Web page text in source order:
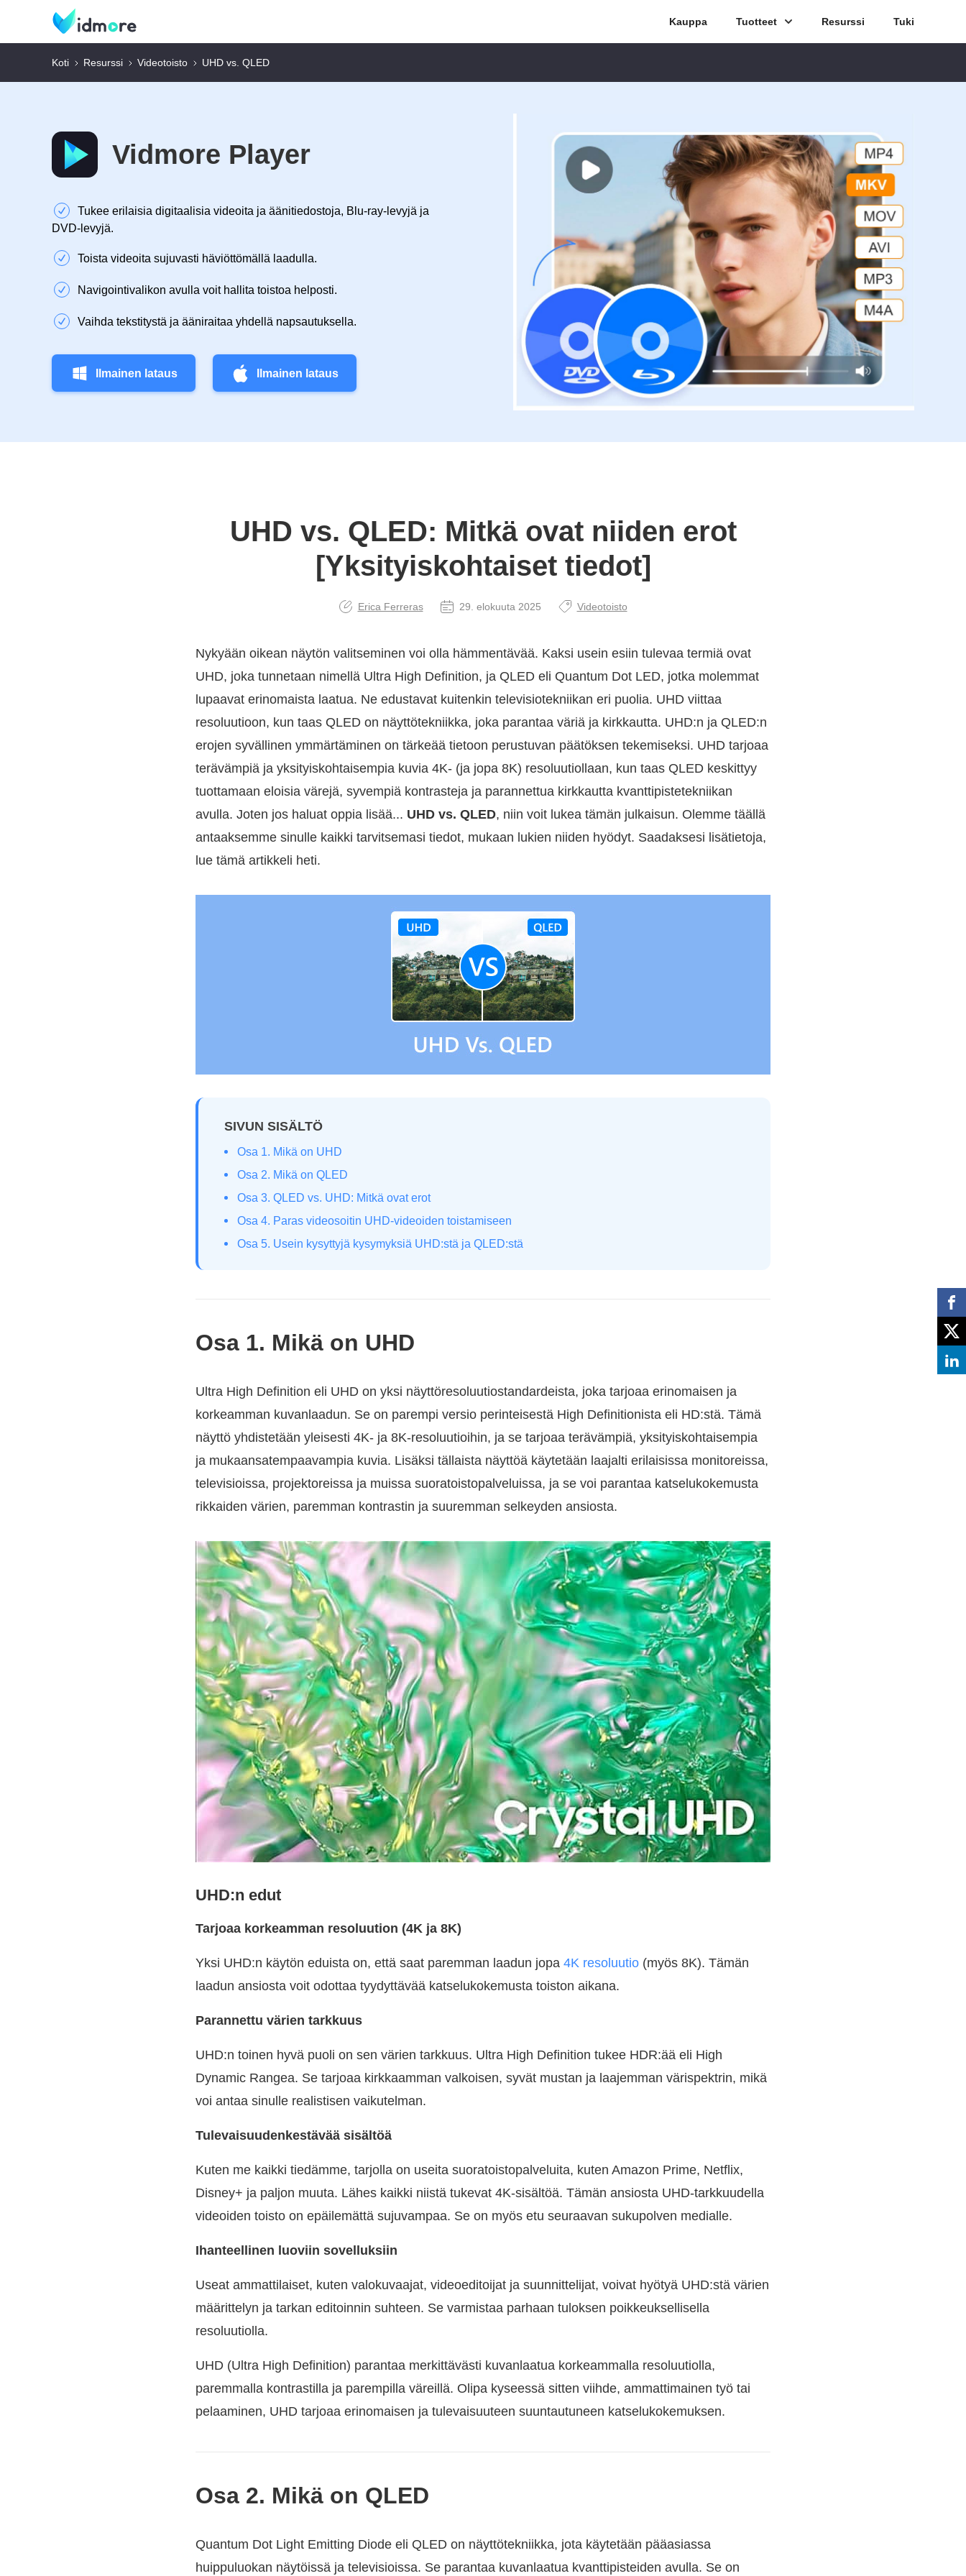
Kauppa Tuotteet Resurssi Tuki
Koti Resurssi Videotoisto UHD vs. QLED
Vidmore Player
Tukee erilaisia digitaalisia videoita ja äänitiedostoja, Blu-ray-levyjä ja
DVD-levyjä.
Toista videoita sujuvasti häviöttömällä laadulla.
Navigointivalikon avulla voit hallita toistoa helposti.
Vaihda tekstitystä ja ääniraitaa yhdellä napsautuksella.
Ilmainen lataus Ilmainen lataus
UHD vs. QLED: Mitkä ovat niiden erot
[Yksityiskohtaiset tiedot]
Erica Ferreras 29. elokuuta 2025 Videotoisto
Nykyään oikean näytön valitseminen voi olla hämmentävää. Kaksi usein esiin tulevaa termiä ovat
UHD, joka tunnetaan nimellä Ultra High Definition, ja QLED eli Quantum Dot LED, jotka molemmat
lupaavat erinomaista laatua. Ne edustavat kuitenkin televisiotekniikan eri puolia. UHD viittaa
resoluutioon, kun taas QLED on näyttötekniikka, joka parantaa väriä ja kirkkautta. UHD:n ja QLED:n
erojen syvällinen ymmärtäminen on tärkeää tietoon perustuvan päätöksen tekemiseksi. UHD tarjoaa
terävämpiä ja yksityiskohtaisempia kuvia 4K- (ja jopa 8K) resoluutiollaan, kun taas QLED keskittyy
tuottamaan eloisia värejä, syvempiä kontrasteja ja parannettua kirkkautta kvanttipistetekniikan
avulla. Joten jos haluat oppia lisää... UHD vs. QLED, niin voit lukea tämän julkaisun. Olemme täällä
antaaksemme sinulle kaikki tarvitsemasi tiedot, mukaan lukien niiden hyödyt. Saadaksesi lisätietoja,
lue tämä artikkeli heti.
SIVUN SISÄLTÖ
Osa 1. Mikä on UHD
Osa 2. Mikä on QLED
Osa 3. QLED vs. UHD: Mitkä ovat erot
Osa 4. Paras videosoitin UHD-videoiden toistamiseen
Osa 5. Usein kysyttyjä kysymyksiä UHD:stä ja QLED:stä
Osa 1. Mikä on UHD
Ultra High Definition eli UHD on yksi näyttöresoluutiostandardeista, joka tarjoaa erinomaisen ja
korkeamman kuvanlaadun. Se on parempi versio perinteisestä High Definitionista eli HD:stä. Tämä
näyttö yhdistetään yleisesti 4K- ja 8K-resoluutioihin, ja se tarjoaa terävämpiä, yksityiskohtaisempia
ja mukaansatempaavampia kuvia. Lisäksi tällaista näyttöä käytetään laajalti erilaisissa monitoreissa,
televisioissa, projektoreissa ja muissa suoratoistopalveluissa, ja se voi parantaa katselukokemusta
rikkaiden värien, paremman kontrastin ja suuremman selkeyden ansiosta.
UHD:n edut
Tarjoaa korkeamman resoluution (4K ja 8K)
Yksi UHD:n käytön eduista on, että saat paremman laadun jopa 4K resoluutio (myös 8K). Tämän
laadun ansiosta voit odottaa tyydyttävää katselukokemusta toiston aikana.
Parannettu värien tarkkuus
UHD:n toinen hyvä puoli on sen värien tarkkuus. Ultra High Definition tukee HDR:ää eli High
Dynamic Rangea. Se tarjoaa kirkkaamman valkoisen, syvät mustan ja laajemman värispektrin, mikä
voi antaa sinulle realistisen vaikutelman.
Tulevaisuudenkestävää sisältöä
Kuten me kaikki tiedämme, tarjolla on useita suoratoistopalveluita, kuten Amazon Prime, Netflix,
Disney+ ja paljon muuta. Lähes kaikki niistä tukevat 4K-sisältöä. Tämän ansiosta UHD-tarkkuudella
videoiden toisto on epäilemättä sujuvampaa. Se on myös etu seuraavan sukupolven medialle.
Ihanteellinen luoviin sovelluksiin
Useat ammattilaiset, kuten valokuvaajat, videoeditoijat ja suunnittelijat, voivat hyötyä UHD:stä värien
määrittelyn ja tarkan editoinnin suhteen. Se varmistaa parhaan tuloksen poikkeuksellisella
resoluutiolla.
UHD (Ultra High Definition) parantaa merkittävästi kuvanlaatua korkeammalla resoluutiolla,
paremmalla kontrastilla ja parempilla väreillä. Olipa kyseessä sitten viihde, ammattimainen työ tai
pelaaminen, UHD tarjoaa erinomaisen ja tulevaisuuteen suuntautuneen katselukokemuksen.
Osa 2. Mikä on QLED
Quantum Dot Light Emitting Diode eli QLED on näyttötekniikka, jota käytetään pääasiassa
huippuluokan näytöissä ja televisioissa. Se parantaa kuvanlaatua kvanttipisteiden avulla. Se on